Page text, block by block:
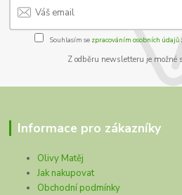
Souhlasím se zpracováním osobních údajů
Z odběru newsletteru je možné
Informace pro zákazníky
Olivy Matěj
Jak nakupovat
Obchodní podmínky